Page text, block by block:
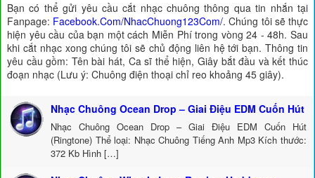
Bạn có thể gửi yêu cầu cắt nhạc chuông thông qua tin nhắn tại
Fanpage: Facebook.Com/NhacChuong123Com/. Chúng tôi sẽ thực
hiện yêu cầu của bạn một cách Miễn Phí trong vòng 24 - 48h. Sau
khi cắt nhạc xong chúng tôi sẽ chủ động liên hệ tới bạn. Thông tin
yêu cầu gồm: Tên bài hát, Ca sĩ thể hiện, Giây bắt đầu và kết thúc
đoạn nhạc (Lưu ý: Chuông điện thoại chỉ reo khoảng 45 giây).
Nhạc Chuông Ocean Drop – Giai Điệu EDM Cuốn Hút
Nhạc Chuông Ocean Drop – Giai Điệu EDM Cuốn Hút
(Ringtone) Thể loại: Nhạc Chuông Tiếng Anh Mp3 Kích thước:
372 Kb Hình […]